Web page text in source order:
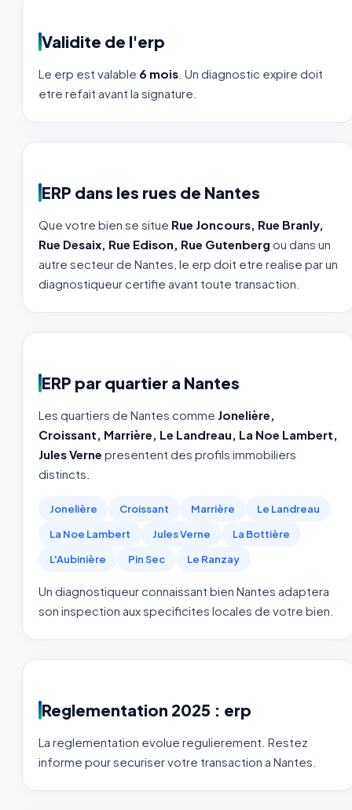
Validite de l'erp
Le erp est valable 6 mois . Un diagnostic expire doit
etre refait avant la signature.
ERP dans les rues de Nantes
Que votre bien se situe Rue Joncours, Rue Branly,
Rue Desaix, Rue Edison, Rue Gutenberg ou dans un
autre secteur de Nantes, le erp doit etre realise par un
diagnostiqueur certifie avant toute transaction.
ERP par quartier a Nantes
Les quartiers de Nantes comme Jonelière,
Croissant, Marrière, Le Landreau, La Noe Lambert,
Jules Verne presentent des profils immobiliers
distincts.
Jonelière Croissant Marrière
Le Landreau
La Noe Lambert
Jules Verne
La Bottière
L'Aubinière
Pin Sec Le Ranzay
Un diagnostiqueur connaissant bien Nantes adaptera
son inspection aux specificites locales de votre bien.
Reglementation 2025 : erp
La reglementation evolue regulierement. Restez
informe pour securiser votre transaction a Nantes.